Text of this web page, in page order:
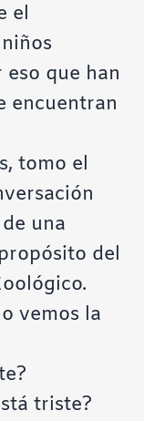
el
que han
encuentran
tomo el
una
del
vemos la
triste?